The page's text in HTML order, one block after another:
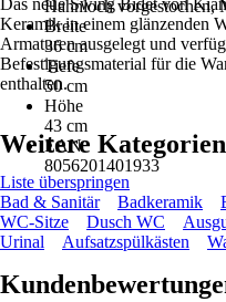
Hahnloch vorgestochen,
Breite
36 cm
Tiefe
50 cm
Höhe
43 cm
EAN
8056201401933
Das neue Swing Bidet von
Keramik in einem glänzenden
Armaturen ausgelegt und
Befestigungsmaterial für die
enthalten.
Weitere Kategorien
Liste überspringen
Bad & Sanitär
Badkeramik
WC-Sitze
Dusch WC
Urinal
Aufsatzspülkästen